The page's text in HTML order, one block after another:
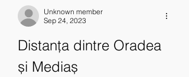
Unknown member
Sep 24, 2023
Distanța dintre Oradea
și Mediaș